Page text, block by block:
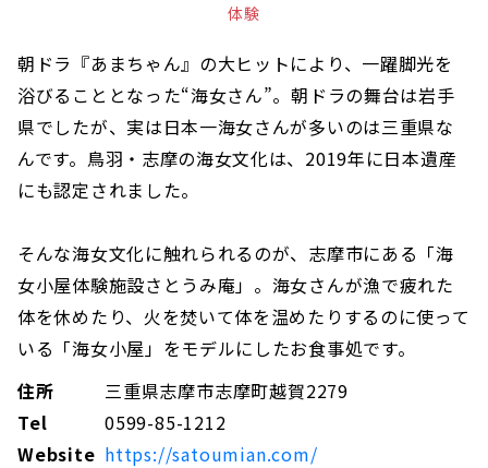
体験
朝ドラ『あまちゃん』の大ヒットにより、一躍脚光を
浴びることとなった“海女さん”。朝ドラの舞台は岩手
県でしたが、実は日本一海女さんが多いのは三重県な
んです。鳥羽・志摩の海女文化は、2019年に日本遺産
にも認定されました。
そんな海女文化に触れられるのが、志摩市にある「海
女小屋体験施設さとうみ庵」。海女さんが漁で疲れた
体を休めたり、火を焚いて体を温めたりするのに使って
いる「海女小屋」をモデルにしたお食事処です。
住所
三重県志摩市志摩町越賀2279
Tel
0599-85-1212
Website https://satoumian.com/